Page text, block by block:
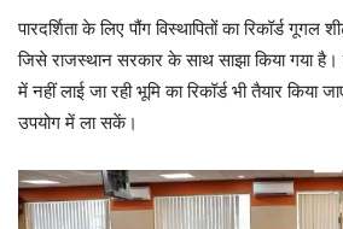
पारदर्शिता के लिए पौंग विस्थापितों का रिकॉर्ड गूगल
जिसे राजस्थान सरकार के साथ साझा किया गया है।
में नहीं लाई जा रही भूमि का रिकॉर्ड भी तैयार किया
उपयोग में ला सकें।